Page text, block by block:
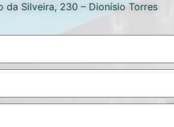
da Silveira, 230 – Dionísio Torres